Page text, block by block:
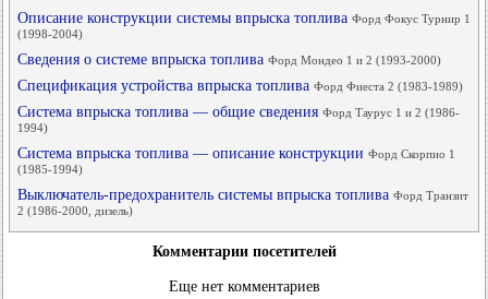
Описание конструкции системы впрыска топлива Форд Фокус Турнир 1
(1998-2004)
Сведения о системе впрыска топлива Форд Мондео 1 и 2 (1993-2000)
Спецификация устройства впрыска топлива Форд Фиеста 2 (1983-1989)
Система впрыска топлива — общие сведения Форд Таурус 1 и 2 (1986-
1994)
Система впрыска топлива — описание конструкции Форд Скорпио 1
(1985-1994)
Выключатель-предохранитель системы впрыска топлива Форд Транзит
2 (1986-2000, дизель)
Комментарии посетителей
Еще нет комментариев